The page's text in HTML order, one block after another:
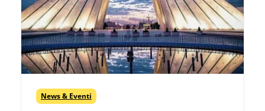
News & Eventi